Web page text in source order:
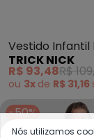
Vestido Infantil
com Estampa
TRICK NICK
R$ 93,48R$
ou 3x de R$ 31,16
-50%
Nós utilizamos